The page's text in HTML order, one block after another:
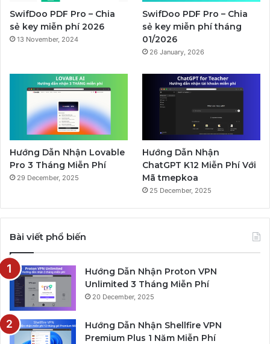
SwifDoo PDF Pro – Chia
sẻ key miễn phí 2026
13 November, 2024
SwifDoo PDF Pro – Chia
sẻ key miễn phí tháng
01/2026
26 January, 2026
Hướng Dẫn Nhận Lovable
Pro 3 Tháng Miễn Phí
29 December, 2025
Hướng Dẫn Nhận
ChatGPT K12 Miễn Phí Với
Mã tmepkoa
25 December, 2025
Bài viết phổ biến
Hướng Dẫn Nhận Proton VPN
Unlimited 3 Tháng Miễn Phí
20 December, 2025
Hướng Dẫn Nhận Shellfire VPN
Premium Plus 1 Năm Miễn Phí